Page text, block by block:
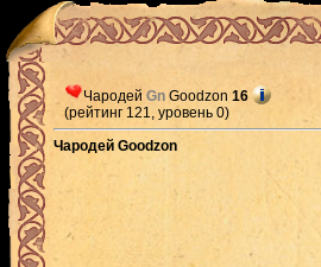
Чародей Gn Goodzon 16
(рейтинг 121, уровень 0)
Чародей Goodzon